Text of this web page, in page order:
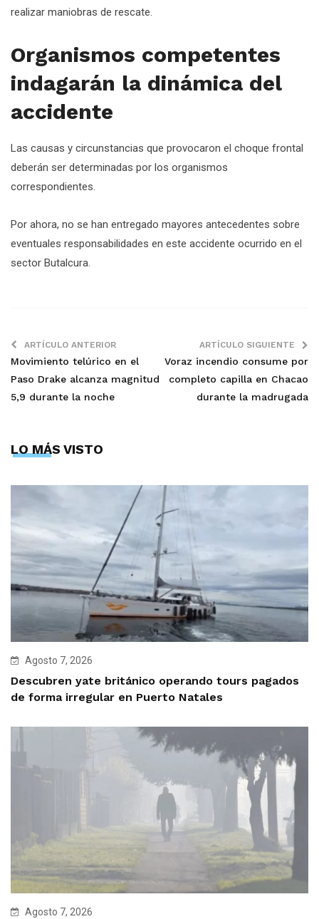
realizar maniobras de rescate.
Organismos competentes
indagarán la dinámica del
accidente
Las causas y circunstancias que provocaron el choque frontal
deberán ser determinadas por los organismos
correspondientes.
Por ahora, no se han entregado mayores antecedentes sobre
eventuales responsabilidades en este accidente ocurrido en el
sector Butalcura.
ARTÍCULO ANTERIOR
Movimiento telúrico en el
Paso Drake alcanza magnitud
5,9 durante la noche
ARTÍCULO SIGUIENTE
Voraz incendio consume por
completo capilla en Chacao
durante la madrugada
LO MÁS VISTO
Agosto 7, 2026
Descubren yate británico operando tours pagados
de forma irregular en Puerto Natales
Agosto 7, 2026